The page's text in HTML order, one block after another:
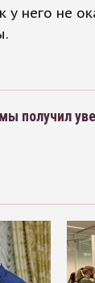
у него не
получил